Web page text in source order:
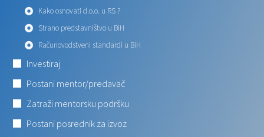
Kako osnovati d.o.o. u RS ?
Strano predstavništvo u BiH
Računovodstveni standardi u BiH
Investiraj
Postani mentor/predavač
Zatraži mentorsku podršku
Postani posrednik za izvoz